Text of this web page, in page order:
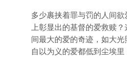
多少裹挟着罪与罚的人间
上彰显出的基督的爱救赎
间最大的爱的奇迹，如大
自以为义的爱都低到尘埃